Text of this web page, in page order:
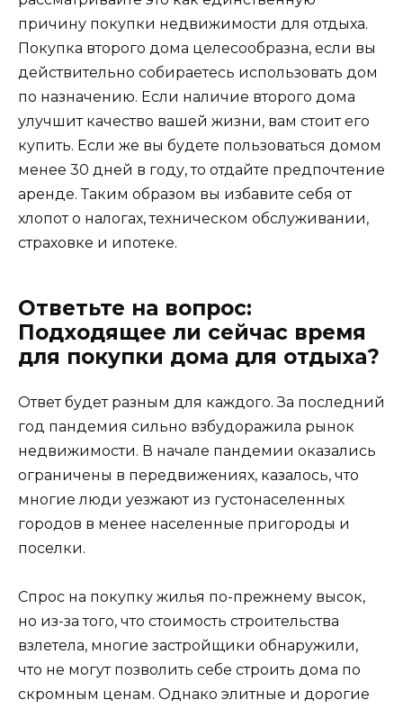
причину покупки недвижимости для отдыха.
Покупка второго дома целесообразна, если вы
действительно собираетесь использовать дом
по назначению. Если наличие второго дома
улучшит качество вашей жизни, вам стоит его
купить. Если же вы будете пользоваться домом
менее 30 дней в году, то отдайте предпочтение
аренде. Таким образом вы избавите себя от
хлопот о налогах, техническом обслуживании,
страховке и ипотеке.
Ответьте на вопрос:
Подходящее ли сейчас время
для покупки дома для отдыха?
Ответ будет разным для каждого. За последний
год пандемия сильно взбудоражила рынок
недвижимости. В начале пандемии оказались
ограничены в передвижениях, казалось, что
многие люди уезжают из густонаселенных
городов в менее населенные пригороды и
поселки.
Спрос на покупку жилья по-прежнему высок,
но из-за того, что стоимость строительства
взлетела, многие застройщики обнаружили,
что не могут позволить себе строить дома по
скромным ценам. Однако элитные и дорогие